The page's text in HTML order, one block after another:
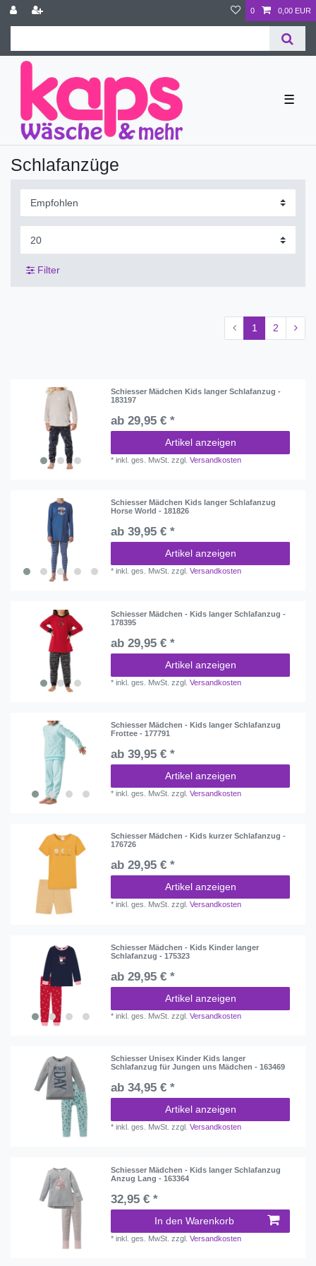
0 0,00 EUR
☰
Schlafanzüge
Filter
1 2
Schiesser Mädchen Kids langer Schlafanzug -
183197
ab 29,95 € *
Artikel anzeigen
*inkl. ges. MwSt. zzgl.Versandkosten
Schiesser Mädchen Kids langer Schlafanzug
Horse World - 181826
ab 39,95 € *
Artikel anzeigen
*inkl. ges. MwSt. zzgl.Versandkosten
Schiesser Mädchen - Kids langer Schlafanzug -
178395
ab 29,95 € *
Artikel anzeigen
*inkl. ges. MwSt. zzgl.Versandkosten
Schiesser Mädchen - Kids langer Schlafanzug
Frottee - 177791
ab 39,95 € *
Artikel anzeigen
*inkl. ges. MwSt. zzgl.Versandkosten
Schiesser Mädchen - Kids kurzer Schlafanzug -
176726
ab 29,95 € *
Artikel anzeigen
*inkl. ges. MwSt. zzgl.Versandkosten
Schiesser Mädchen - Kids Kinder langer
Schlafanzug - 175323
ab 29,95 € *
Artikel anzeigen
*inkl. ges. MwSt. zzgl.Versandkosten
Schiesser Unisex Kinder Kids langer
Schlafanzug für Jungen uns Mädchen - 163469
ab 34,95 € *
Artikel anzeigen
*inkl. ges. MwSt. zzgl.Versandkosten
Schiesser Mädchen - Kids langer Schlafanzug
Anzug Lang - 163364
32,95 € *
In den Warenkorb
*inkl. ges. MwSt. zzgl.Versandkosten